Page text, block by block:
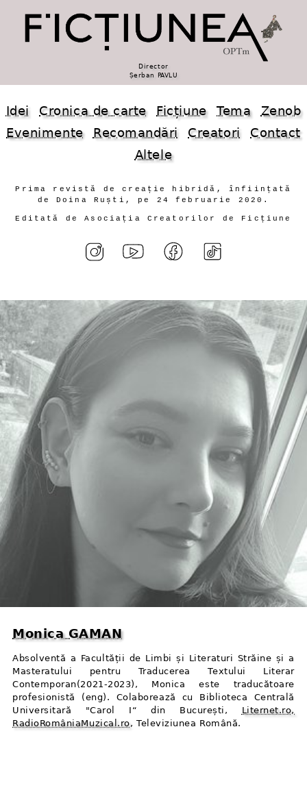
Director
Șerban PAVLU
Idei Cronica de carte Ficțiune Tema
Zenob
Evenimente
Recomandări Creatori
Contact
Altele
Prima revistă de creație hibridă, înființată
de Doina Ruști, pe 24 februarie 2020.
Editată de Asociația Creatorilor de Ficțiune
Monica GAMAN
Absolventă a Facultății de Limbi și Literaturi Străine și a
Masteratului pentru Traducerea Textului Literar
Contemporan(2021-2023), Monica este traducătoare
profesionistă (eng). Colaborează cu Biblioteca Centrală
Universitară "Carol I“ din București, Liternet.ro,
RadioRomâniaMuzical.ro, Televiziunea Română.